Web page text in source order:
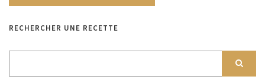
RECHERCHER UNE RECETTE